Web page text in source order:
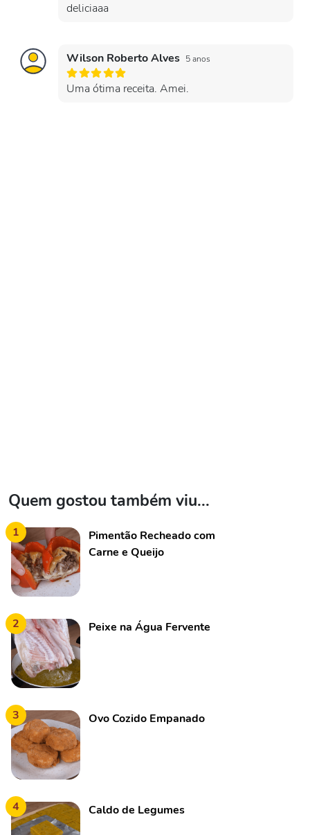
deliciaaa
Wilson Roberto Alves 5 anos
Uma ótima receita. Amei.
Quem gostou também viu...
1
Pimentão Recheado com
Carne e Queijo
2 Peixe na Água Fervente
3 Ovo Cozido Empanado
4 Caldo de Legumes